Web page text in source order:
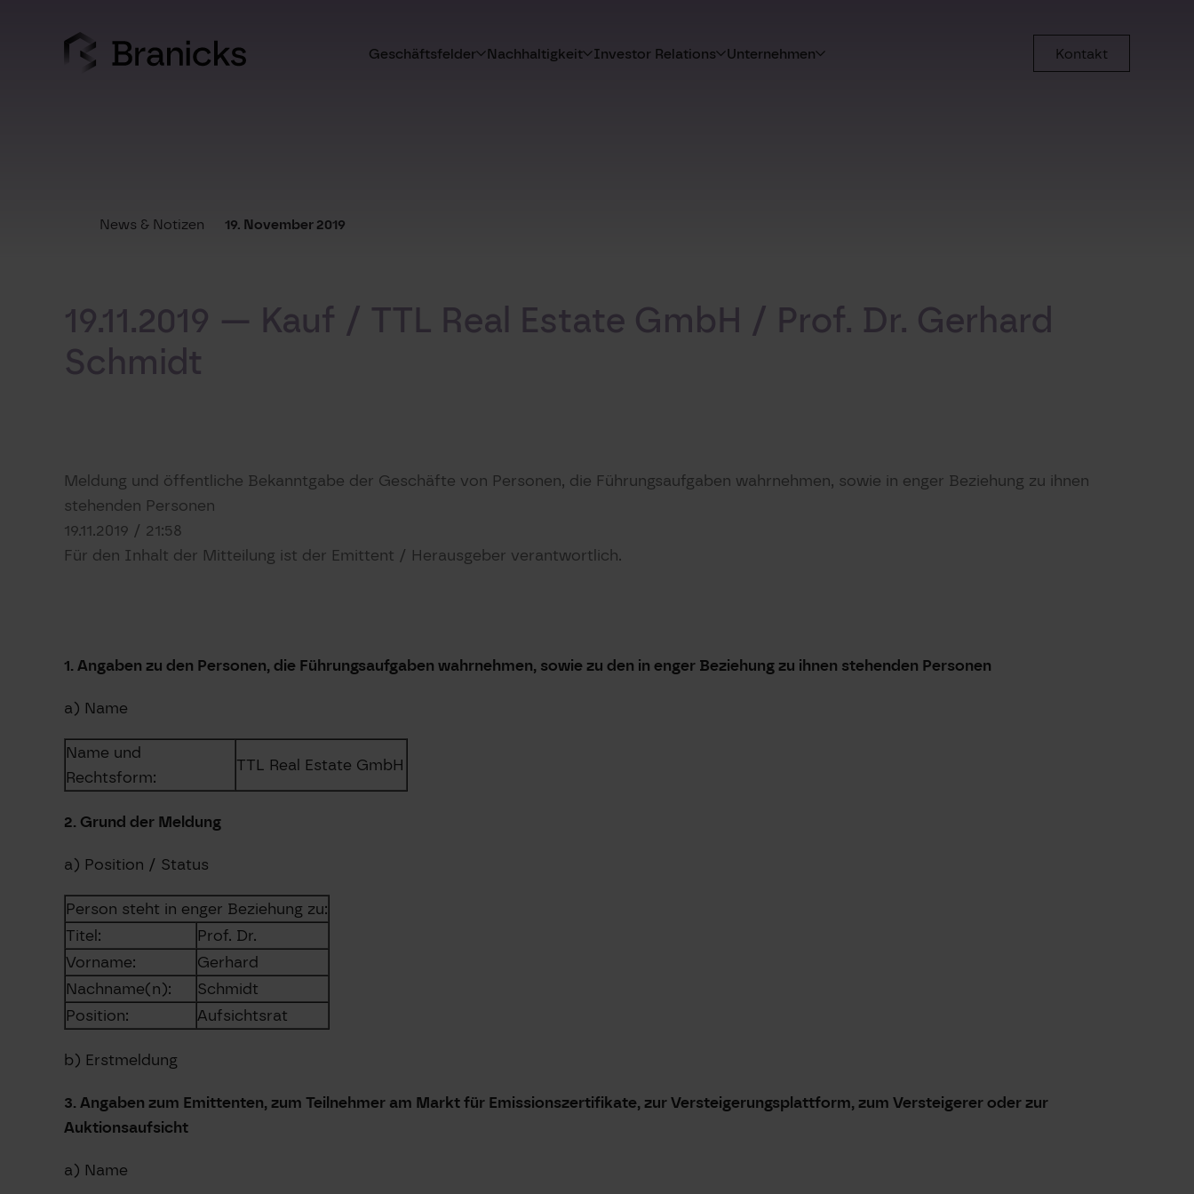
Geschäftsfelder Nachhaltigkeit Investor Relations Unternehmen Kontakt
News & Notizen 19. November 2019
19.11.2019 — Kauf / TTL Real Estate GmbH / Prof. Dr. Gerhard
Schmidt
Meldung und öffentliche Bekanntgabe der Geschäfte von Personen, die Führungsaufgaben wahrnehmen, sowie in enger Beziehung zu ihnen
stehenden Personen
19.11.2019 / 21:58
Für den Inhalt der Mitteilung ist der Emittent / Herausgeber verantwortlich.
1. Angaben zu den Personen, die Führungsaufgaben wahrnehmen, sowie zu den in enger Beziehung zu ihnen stehenden Personen
a) Name
Name und
Rechtsform:
TTL Real Estate GmbH
2. Grund der Meldung
a) Position / Status
Person steht in enger Beziehung zu:
Titel:
Prof. Dr.
Vorname:
Gerhard
Nachname(n):
Schmidt
Position:
Aufsichtsrat
b) Erstmeldung
3. Angaben zum Emittenten, zum Teilnehmer am Markt für Emissionszertifikate, zur Versteigerungsplattform, zum Versteigerer oder zur
Auktionsaufsicht
a) Name